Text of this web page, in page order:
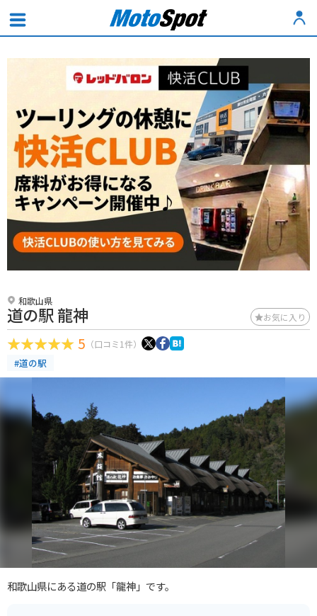
和歌山県
道の駅 龍神 お気に入り
5 （口コミ1件）
#道の駅
和歌山県にある道の駅「龍神」です。